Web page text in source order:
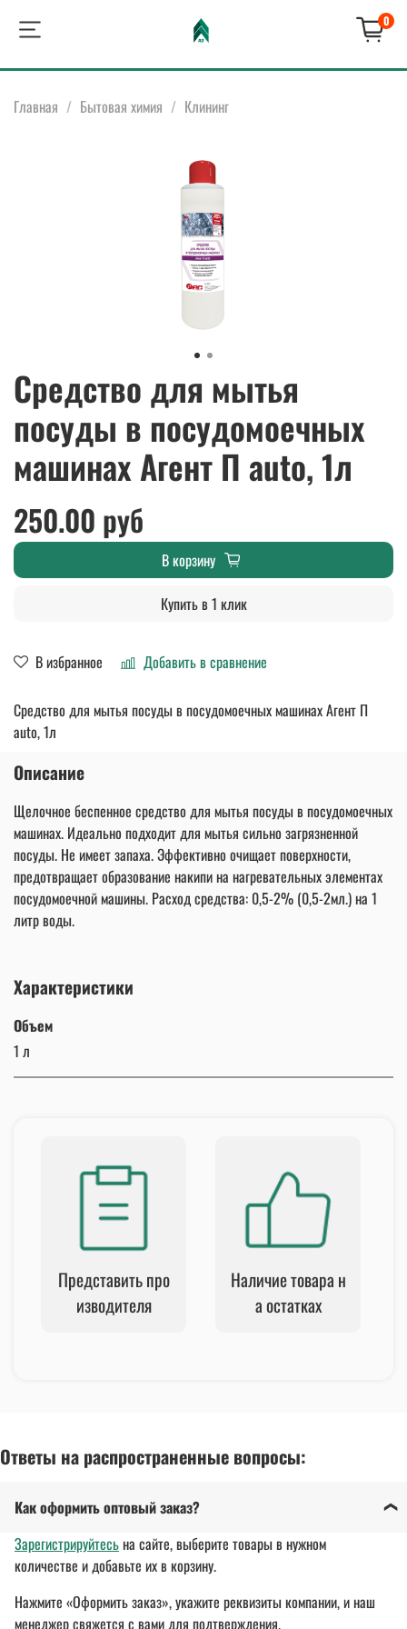
0
Главная Бытовая химия Клининг
Средство для мытья
посуды в посудомоечных
машинах Агент П auto, 1л
В избранное Добавить в сравнение
250.00 руб
В корзину
Купить в 1 клик
Средство для мытья посуды в посудомоечных машинах Агент П
auto, 1л
Описание
Щелочное беспенное средство для мытья посуды в посудомоечных
машинах. Идеально подходит для мытья сильно загрязненной
посуды. Не имеет запаха. Эффективно очищает поверхности,
предотвращает образование накипи на нагревательных элементах
посудомоечной машины. Расход средства: 0,5-2% (0,5-2мл.) на 1
литр воды.
Характеристики
Объем
1 л
Представить про
изводителя
Наличие товара н
а остатках
Ответы на распространенные вопросы:
Как оформить оптовый заказ?
Зарегистрируйтесьна сайте, выберите товары в нужном
количестве и добавьте их в корзину.
Нажмите «Оформить заказ», укажите реквизиты компании, и наш
менеджер свяжется с вами для подтверждения.